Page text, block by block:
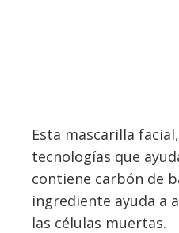
Esta mascarilla
tecnologías que
contiene carbón de
ingrediente ayuda a
las células muertas.